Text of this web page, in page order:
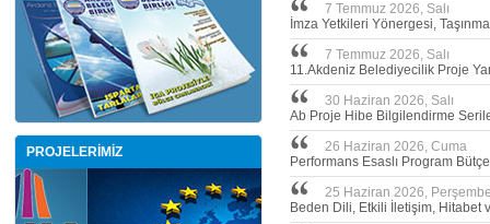
PROJELERİMİZ
7 Temmuz 2026, Salı
İmza Yetkileri Yönergesi,
7 Temmuz 2026, Salı
11.Akdeniz Belediyecilik Proje
30 Haziran 2026, Salı
Ab Proje Hibe Bilgilendirme
26 Haziran 2026, Cuma
Performans Esaslı Program
25 Haziran 2026,
Beden Dili, Etkili İletişim, Hitabet